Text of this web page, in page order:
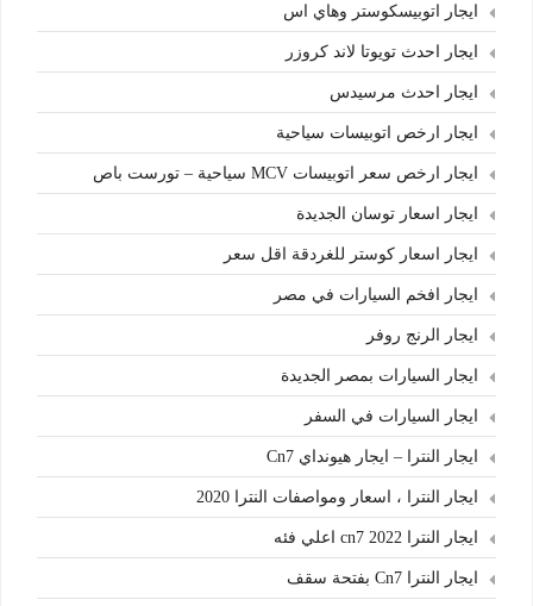
ايجار اتوبيسكوستر وهاي اس
ايجار احدث تويوتا لاند كروزر
ايجار احدث مرسيدس
ايجار ارخص اتوبيسات سياحية
ايجار ارخص سعر اتوبيسات MCV سياحية – تورست باص
ايجار اسعار توسان الجديدة
ايجار اسعار كوستر للغردقة اقل سعر
ايجار افخم السيارات في مصر
ايجار الرنج روفر
ايجار السيارات بمصر الجديدة
ايجار السيارات في السفر
ايجار النترا – ايجار هيونداي Cn7
ايجار النترا ، اسعار ومواصفات النترا 2020
ايجار النترا cn7 2022 اعلي فئه
ايجار النترا Cn7 بفتحة سقف